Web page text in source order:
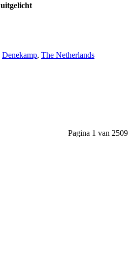
uitgelicht
Denekamp, The Netherlands
Pagina 1 van 2509